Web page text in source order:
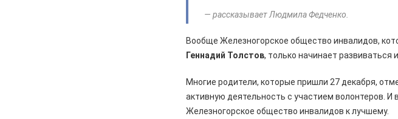
— рассказывает Людмила Федченко.
Вообще Железногорское общество инвалидов,
Геннадий Толстов, только начинает развиваться
Многие родители, которые пришли 27 декабря,
активную деятельность с участием волонтеров.
Железногорское общество инвалидов к лучшему.